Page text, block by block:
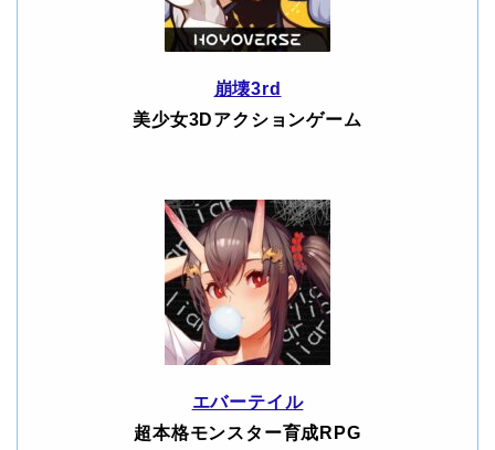
崩壊3rd
美少女3Dアクションゲーム
エバーテイル
超本格モンスター育成RPG